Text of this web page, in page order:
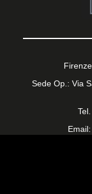
Sede Op.: Via
Email: